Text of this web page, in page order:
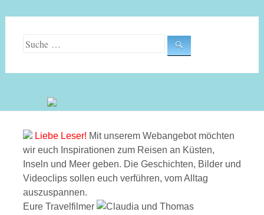
Suche nach:
Liebe Leser! Mit unserem Webangebot möchten
wir euch Inspirationen zum Reisen an Küsten,
Inseln und Meer geben. Die Geschichten, Bilder und
Videoclips sollen euch verführen, vom Alltag
auszuspannen.
Eure Travelfilmer